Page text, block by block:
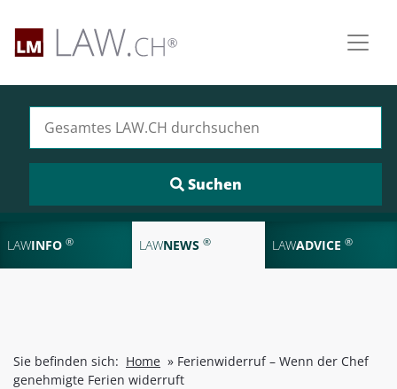
LAWINFO ® LAWNEWS ® LAWADVICE ®
Sie befinden sich: Home » Ferienwiderruf – Wenn der Chef
genehmigte Ferien widerruft